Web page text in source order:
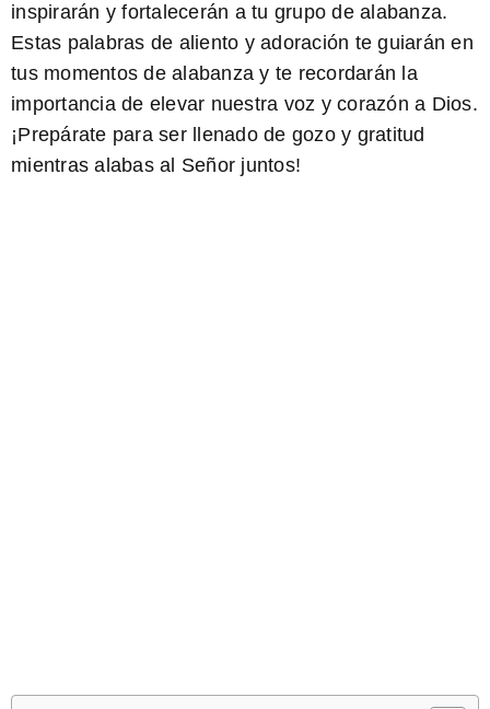
inspirarán y fortalecerán a tu grupo de alabanza.
Estas palabras de aliento y adoración te guiarán en
tus momentos de alabanza y te recordarán la
importancia de elevar nuestra voz y corazón a Dios.
¡Prepárate para ser llenado de gozo y gratitud
mientras alabas al Señor juntos!